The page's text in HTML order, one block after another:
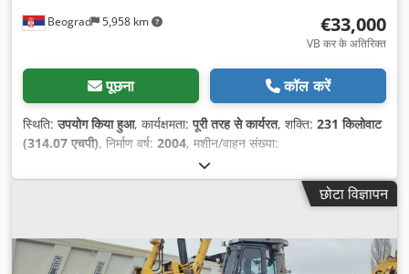
Beograd 5,958 km €33,000
VB कर के अतिरिक्त
पूछना कॉल करें
स्थिति:उपयोग किया हुआ, कार्यक्षमता:पूरी तरह से कार्यरत, शक्ति: 231 किलोवाट
(314.07 एचपी), निर्माण वर्ष: 2004, मशीन/वाहन संख्या:
छोटा विज्ञापन